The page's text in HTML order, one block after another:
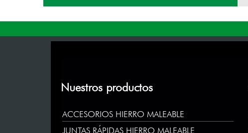
Nuestros productos
ACCESORIOS HIERRO MALEABLE
JUNTAS RÁPIDAS HIERRO MALEABLE